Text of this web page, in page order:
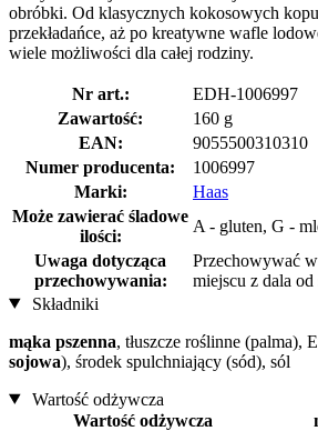
obróbki. Od klasycznych kokosowych
przekładańce, aż po kreatywne wafle
wiele możliwości dla całej rodziny.
Nr art.:
EDH-1006997
Zawartość:
160 g
EAN:
9055500310310
Numer producenta:
1006997
Marki:
Haas
Może zawierać śladowe
ilości:
A - gluten, G -
Uwaga dotycząca
przechowywania:
Przechowywać
miejscu z dala od
Składniki
mąka pszenna, tłuszcze roślinne (palma),
sojowa), środek spulchniający (sód), sól
Wartość odżywcza
Wartość odżywcza